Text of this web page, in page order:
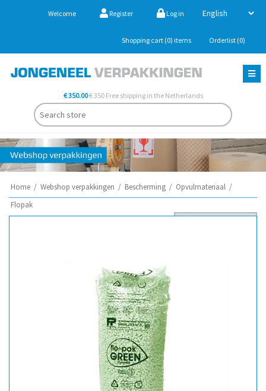
Welcome Register Log in
Shopping cart (0) items Orderlist (0)
€ 350.00€ 350 Free shipping in the Netherlands
Home / Webshop verpakkingen / Bescherming / Opvulmateriaal /
Flopak